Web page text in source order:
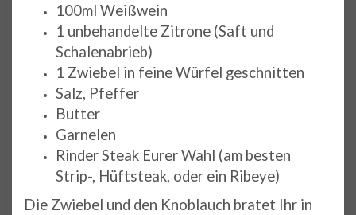
100ml Weißwein
1 unbehandelte Zitrone (Saft und
Schalenabrieb)
1 Zwiebel in feine Würfel geschnitten
Salz, Pfeffer
Butter
Garnelen
Rinder Steak Eurer Wahl (am besten
Strip-, Hüftsteak, oder ein Ribeye)
Die Zwiebel und den Knoblauch bratet Ihr in